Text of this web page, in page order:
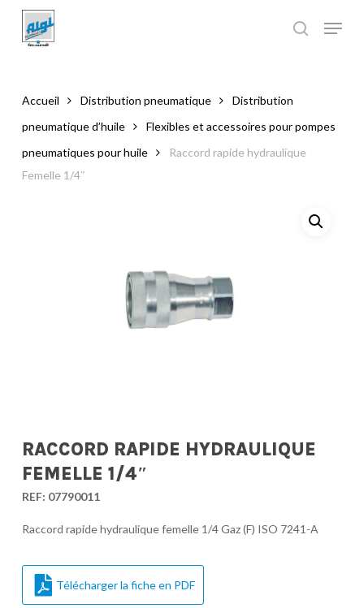
main
Accueil Distribution pneumatique
Distribution
pneumatique d’huile
Flexibles et accessoires pour pompes
pneumatiques pour huile
Raccord rapide hydraulique
Femelle 1/4″
RACCORD RAPIDE HYDRAULIQUE
FEMELLE 1/4″
REF: 07790011
Raccord rapide hydraulique femelle 1/4 Gaz (F) ISO 7241-A
Télécharger la fiche en PDF